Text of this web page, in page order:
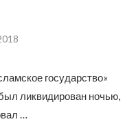
государство»
ликвидирован ночью,
…